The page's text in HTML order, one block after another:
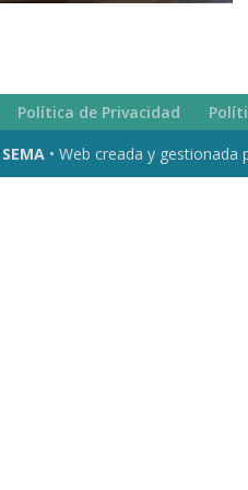
Política de Privacidad
SEMA • Web creada y gestionada